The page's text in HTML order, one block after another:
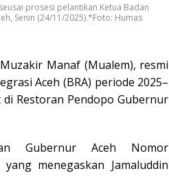
prosesi pelantikan Ketua Badan
Senin (24/11/2025).*Foto: Humas
Manaf (Mualem), resmi
Aceh (BRA) periode 2025–
Restoran Pendopo Gubernur
Gubernur Aceh Nomor
menegaskan Jamaluddin